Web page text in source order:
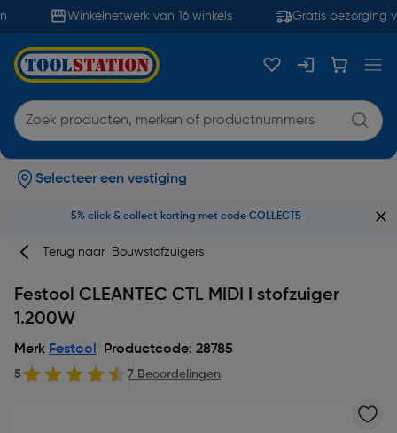
Winkelnetwerk van 16 winkels Gratis bezorging
Selecteer een vestiging
5% click & collect korting met code COLLECT5
Terug naar Bouwstofzuigers
Festool CLEANTEC CTL MIDI I stofzuiger
1.200W
Merk Festool Productcode: 28785
5 7 Beoordelingen